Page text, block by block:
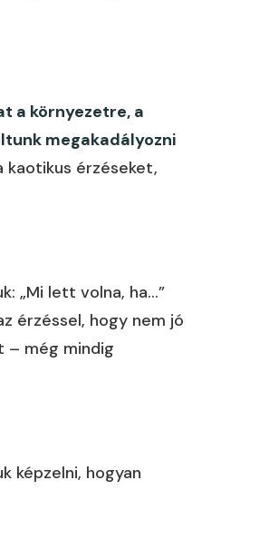
a környezetre, a
megakadályozni
kaotikus érzéseket,
„Mi lett volna, ha…”
érzéssel, hogy nem jó
– még mindig
képzelni, hogyan